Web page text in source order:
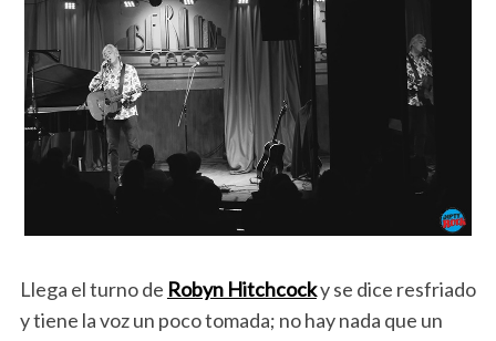
Llega el turno de Robyn Hitchcocky se dice resfriado
y tiene la voz un poco tomada; no hay nada que un